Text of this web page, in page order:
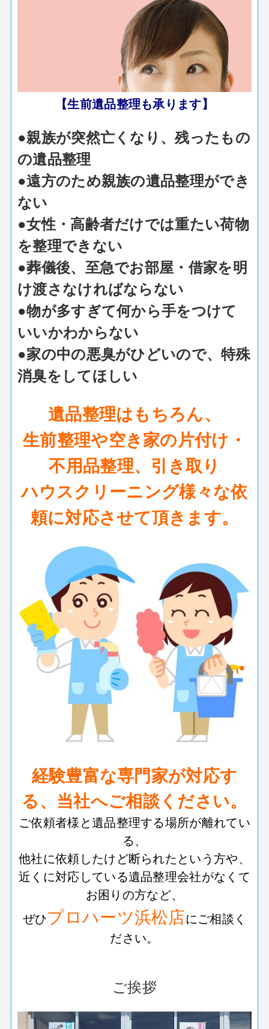
【生前遺品整理も承ります】
●親族が突然亡くなり、残ったもの
の遺品整理
●遠方のため親族の遺品整理ができ
ない
●女性・高齢者だけでは重たい荷物
を整理できない
●葬儀後、至急でお部屋・借家を明
け渡さなければならない
●物が多すぎて何から手をつけて
いいかわからない
●家の中の悪臭がひどいので、特殊
消臭をしてほしい
遺品整理はもちろん、
生前整理や空き家の片付け・
不用品整理、引き取り
ハウスクリーニング様々な依
頼に対応させて頂きます。
経験豊富な専門家が対応す
る、当社へご相談ください。
ご依頼者様と遺品整理する場所が離れてい
る、
他社に依頼したけど断られたという方や、
近くに対応している遺品整理会社がなくて
お困りの方など、
ぜひプロハーツ浜松店にご相談く
ださい。
ご挨拶